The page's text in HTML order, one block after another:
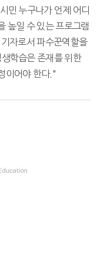
민 누구나가 언제 어디
높일 수 있는 프로그램
자로서 파수꾼역할을
학습은 존재를 위한
이어야 한다."